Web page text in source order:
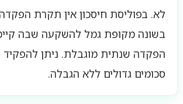
לא. בפוליסת חיסכון אין תקרת
בשונה מקופת גמל להשקעה שבה
הפקדה שנתית מוגבלת. ניתן להפקיד
סכומים גדולים ללא הגבלה.